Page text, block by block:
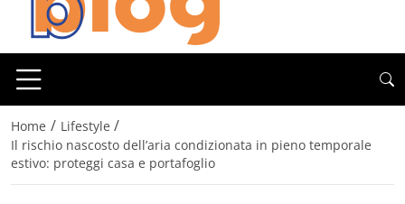
Home / Lifestyle /
Il rischio nascosto dell’aria condizionata in pieno temporale
estivo: proteggi casa e portafoglio